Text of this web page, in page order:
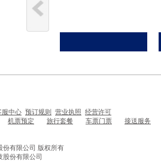
服中心 预订规则 营业执照 经营许可
机票预定 旅行套餐 车票门票 接送服务
份有限公司 版权所有
股份有限公司